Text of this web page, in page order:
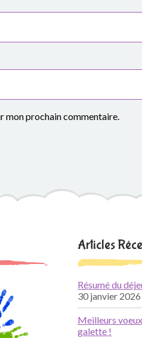
mon prochain commentaire.
Articles
Résumé du
30 janvier 2026
Meilleurs
galette !